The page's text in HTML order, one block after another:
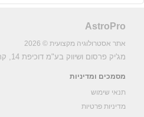
AstroPro
אתר אסטרולוגיה מקצועית © 2026
מג'יק פרסום ושיווק בע"מ דוכיפת 14, קריית אתא
מסמכים ומדיניות
תנאי שימוש
מדיניות פרטיות